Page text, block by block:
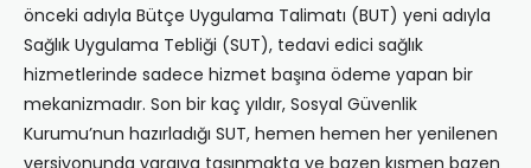
önceki adıyla Bütçe Uygulama Talimatı (BUT) yeni adıyla
Sağlık Uygulama Tebliği (SUT), tedavi edici sağlık
hizmetlerinde sadece hizmet başına ödeme yapan bir
mekanizmadır. Son bir kaç yıldır, Sosyal Güvenlik
Kurumu’nun hazırladığı SUT, hemen hemen her yenilenen